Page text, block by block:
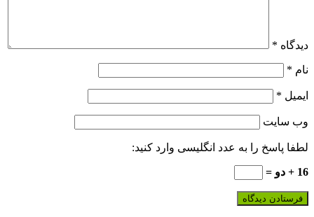
دیدگاه *
نام *
ایمیل *
وب‌ سایت
لطفا پاسخ را به عدد انگلیسی وارد کنید:
16 + دو =